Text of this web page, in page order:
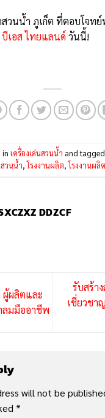
วนน้ำ ภูเก็ต ที่ตอบโจทย์
บีเอส ไทยแลนด์ วันนี้!
in เครื่องเล่นสวนน้ำ and tagged
สวนน้ำ,โรงงานผลิต,โรงงานผลิ
DDZCF
ผู้ผลิตและ
ลมมืออาชีพ
รับสร้า
เชี่ยวชา
will not be
*